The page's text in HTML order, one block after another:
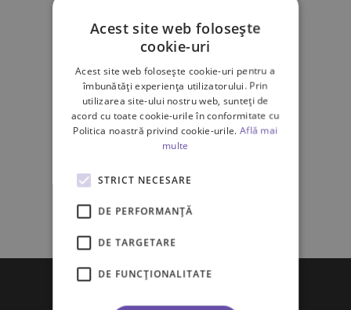
Acest site web folosește
cookie-uri
Acest site web folosește cookie-uri pentru a
îmbunătăți experiența utilizatorului. Prin
utilizarea site-ului nostru web, sunteți de
acord cu toate cookie-urile în conformitate cu
Politica noastră privind cookie-urile.Află mai
multe
STRICT NECESARE
DE PERFORMANȚĂ
DE TARGETARE
DE FUNCŢIONALITATE